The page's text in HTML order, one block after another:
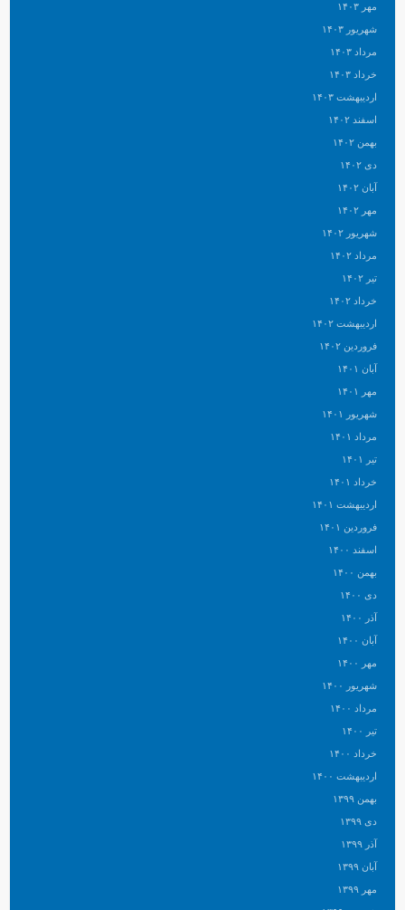
مهر ۱۴۰۳
شهریور ۱۴۰۳
مرداد ۱۴۰۳
خرداد ۱۴۰۳
اردیبهشت ۱۴۰۳
اسفند ۱۴۰۲
بهمن ۱۴۰۲
دی ۱۴۰۲
آبان ۱۴۰۲
مهر ۱۴۰۲
شهریور ۱۴۰۲
مرداد ۱۴۰۲
تیر ۱۴۰۲
خرداد ۱۴۰۲
اردیبهشت ۱۴۰۲
فروردین ۱۴۰۲
آبان ۱۴۰۱
مهر ۱۴۰۱
شهریور ۱۴۰۱
مرداد ۱۴۰۱
تیر ۱۴۰۱
خرداد ۱۴۰۱
اردیبهشت ۱۴۰۱
فروردین ۱۴۰۱
اسفند ۱۴۰۰
بهمن ۱۴۰۰
دی ۱۴۰۰
آذر ۱۴۰۰
آبان ۱۴۰۰
مهر ۱۴۰۰
شهریور ۱۴۰۰
مرداد ۱۴۰۰
تیر ۱۴۰۰
خرداد ۱۴۰۰
اردیبهشت ۱۴۰۰
بهمن ۱۳۹۹
دی ۱۳۹۹
آذر ۱۳۹۹
آبان ۱۳۹۹
مهر ۱۳۹۹